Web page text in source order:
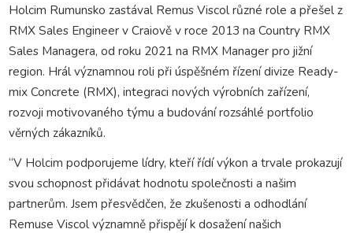
Holcim Rumunsko zastával Remus Viscol různé role a přešel z
RMX Sales Engineer v Craiově v roce 2013 na Country RMX
Sales Managera, od roku 2021 na RMX Manager pro jižní
region. Hrál významnou roli při úspěšném řízení divize Ready-
mix Concrete (RMX), integraci nových výrobních zařízení,
rozvoji motivovaného týmu a budování rozsáhlé portfolio
věrných zákazníků.
“V Holcim podporujeme lídry, kteří řídí výkon a trvale prokazují
svou schopnost přidávat hodnotu společnosti a našim
partnerům. Jsem přesvědčen, že zkušenosti a odhodlání
Remuse Viscol významně přispějí k dosažení našich